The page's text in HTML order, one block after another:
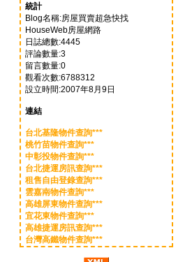
統計
Blog名稱:房屋買賣超急快找
HouseWeb房屋網路
日誌總數:4445
評論數量:3
留言數量:0
觀看次數:6788312
設立時間:2007年8月9日
連結
台北基隆物件查詢***
桃竹苗物件查詢***
中彰投物件查詢***
台北捷運房訊查詢***
租售自由登錄查詢***
雲嘉南物件查詢***
高雄屏東物件查詢***
宜花東物件查詢***
高雄捷運房訊查詢***
台灣高鐵物件查詢***